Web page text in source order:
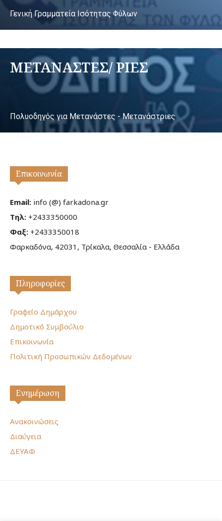
Γενική Γραμματεία Ισότητας Φύλων
ΜΕΤΑΝΑΣΤΕΣ/ ΡΙΕΣ
Πολυοδηγός για Μετανάστες - Μετανάστριες
Επικοινωνία
Email: info (@) farkadona.gr
Τηλ: +2433350000
Φαξ: +2433350018
Φαρκαδόνα, 42031, Τρίκαλα, Θεσσαλία - Ελλάδα
Πληροφορίες
Γραφείο Δημάρχου
Δημοτικό Συμβούλιο
Επικοινωνία
Πολιτική Προσωπικών Δεδομένων
Ενημέρωση
Ανακοινώσεις
Διαύγεια
ΔΕΥΑΦ